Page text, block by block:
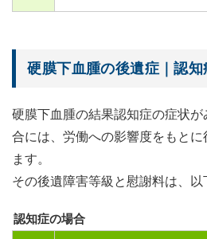
硬膜下血腫の後遺症｜認知
硬膜下血腫の結果認知症の症状
合には、労働への影響度をもと
ます。
その後遺障害等級と慰謝料は、以
認知症の場合